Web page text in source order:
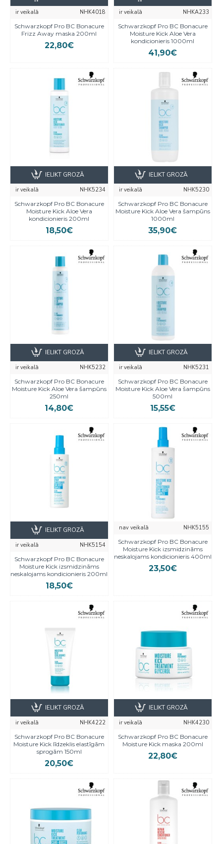
ir veikalā
NHK4018
Schwarzkopf Pro BC Bonacure
Frizz Away maska 200ml
22,80€
ir veikalā
NHKA233
Schwarzkopf Pro BC Bonacure
Moisture Kick Aloe Vera
kondicionieris 1000ml
41,90€
ir veikalā
NHK5234
Schwarzkopf Pro BC Bonacure
Moisture Kick Aloe Vera
kondicionieris 200ml
18,50€
IELIKT GROZĀ
ir veikalā
NHK5230
Schwarzkopf Pro BC Bonacure
Moisture Kick Aloe Vera šampūns
1000ml
35,90€
IELIKT GROZĀ
ir veikalā
NHK5232
Schwarzkopf Pro BC Bonacure
Moisture Kick Aloe Vera šampūns
250ml
14,80€
IELIKT GROZĀ
ir veikalā
NHK5231
Schwarzkopf Pro BC Bonacure
Moisture Kick Aloe Vera šampūns
500ml
15,55€
IELIKT GROZĀ
ir veikalā
NHK5154
Schwarzkopf Pro BC Bonacure
Moisture Kick izsmidzināms
neskalojams kondicionieris 200ml
18,50€
IELIKT GROZĀ nav veikalā
NHK5155
Schwarzkopf Pro BC Bonacure
Moisture Kick izsmidzināms
neskalojams kondicionieris 400ml
23,50€
ir veikalā
NHK4222
Schwarzkopf Pro BC Bonacure
Moisture Kick līdzeklis elastīgām
sprogām 150ml
20,50€
IELIKT GROZĀ
ir veikalā
NHK4230
Schwarzkopf Pro BC Bonacure
Moisture Kick maska 200ml
22,80€
IELIKT GROZĀ